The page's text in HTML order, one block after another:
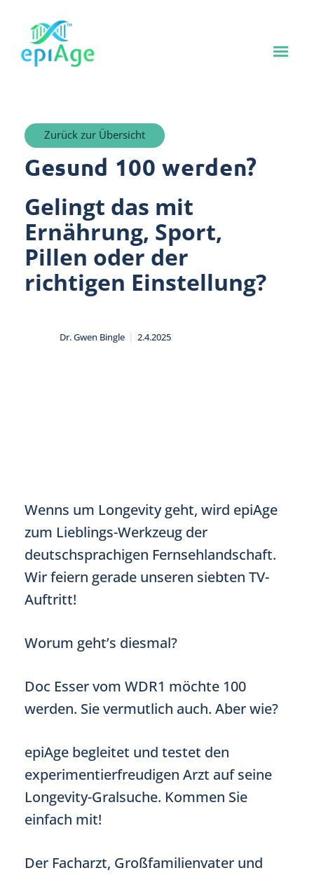
Zurück zur Übersicht
Gesund 100 werden?
Gelingt das mit
Ernährung, Sport,
Pillen oder der
richtigen Einstellung?
Dr. Gwen Bingle | 2.4.2025
Wenns um Longevity geht, wird epiAge
zum Lieblings-Werkzeug der
deutschsprachigen Fernsehlandschaft.
Wir feiern gerade unseren siebten TV-
Auftritt!
Worum geht’s diesmal?
Doc Esser vom WDR1 möchte 100
werden. Sie vermutlich auch. Aber wie?
epiAge begleitet und testet den
experimentierfreudigen Arzt auf seine
Longevity-Gralsuche. Kommen Sie
einfach mit!
Der Facharzt, Großfamilienvater und